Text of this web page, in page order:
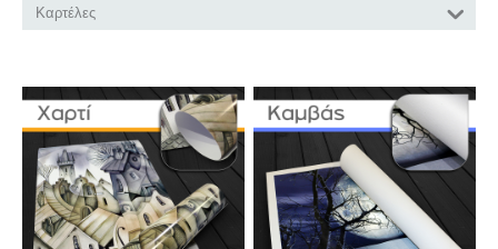
Καρτέλες